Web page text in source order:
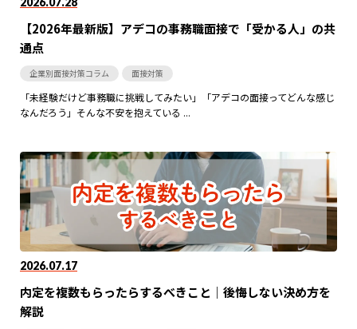
【2026年最新版】アデコの事務職面接で「受かる人」の共
通点
企業別面接対策コラム 面接対策
「未経験だけど事務職に挑戦してみたい」「アデコの面接ってどんな感じ
なんだろう」そんな不安を抱えている ...
2026.07.17
内定を複数もらったらするべきこと｜後悔しない決め方を
解説